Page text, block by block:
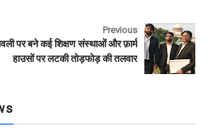
Previous
पर बने कई शिक्षण संस्थाओं और फ़ार्म
हाउसों पर लटकी तोड़फोड़ की तलवार